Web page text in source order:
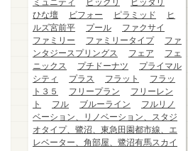
ミュニティ
ビックリ
ピッタリ
ひな壇
ビフォー ピラミッド
ヒ
ルズ宮前平
プール
ファクサイ
ファミリー
ファミリータイプ
ファ
ンタジースプリングス
フェア
フェ
ニックス
プチドーナツ
プライマル
シティ
プラス フラット
フラッ
ト３５
フリープラン
フリーレン
ト
フル ブルーライン
フルリノ
ベーション、リノベーション、スタジ
オタイプ、鷺沼、東急田園都市線、エ
レベーター、角部屋、鷺沼有馬スカイ